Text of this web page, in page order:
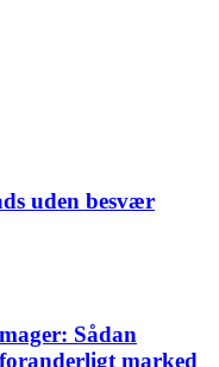
uden besvær
Sådan
marked